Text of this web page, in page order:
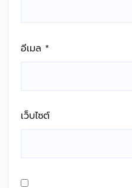
อีเมล *
เว็บไซต์